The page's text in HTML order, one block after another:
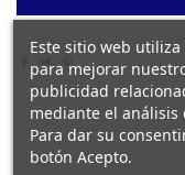
Este sitio web
para mejorar
publicidad
mediante el análisis
Para dar su
botón Acepto.